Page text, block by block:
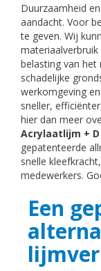
Duurzaamheid
aandacht. Voor
te geven. Wij
belasting van het
schadelijke
werkomgeving
sneller,
hier dan meer
Acrylaatlijm +
gepatenteerde
snelle
medewerkers.
Een